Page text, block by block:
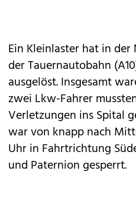
Ein Kleinlaster hat in
der Tauernautobahn
ausgelöst. Insgesamt
zwei Lkw-Fahrer
Verletzungen ins Spital
war von knapp nach
Uhr in Fahrtrichtung
und Paternion gesperrt.